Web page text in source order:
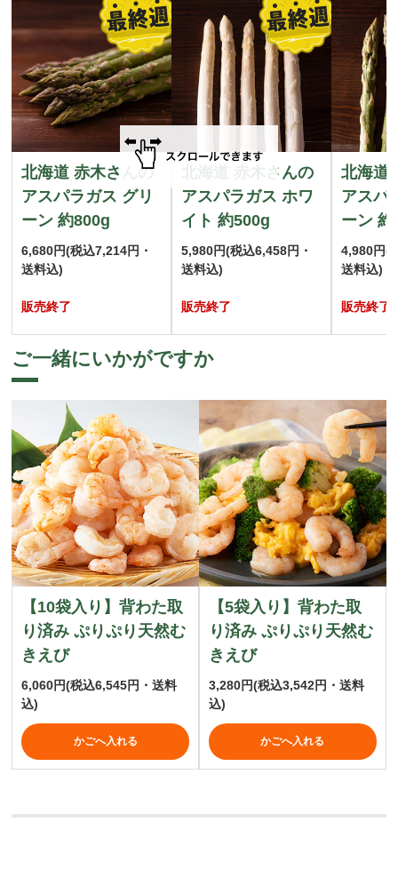
北海道 赤木さんの
アスパラガス グリ
ーン 約800g
6,680円(税込7,214円・
送料込)
販売終了
北海道 赤木さんの
アスパラガス ホワ
イト 約500g
5,980円(税込6,458円・
送料込)
販売終了
北海道
アスパ
ーン
4,980円(
送料込)
販売終了
ご一緒にいかがですか
【10袋入り】背わた取
り済み ぷりぷり天然む
きえび
6,060円(税込6,545円・送料
込)
かごへ入れる
【5袋入り】背わた取
り済み ぷりぷり天然む
きえび
3,280円(税込3,542円・送料
込)
かごへ入れる